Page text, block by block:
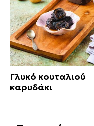
Γλυκό κουταλιού
καρυδάκι